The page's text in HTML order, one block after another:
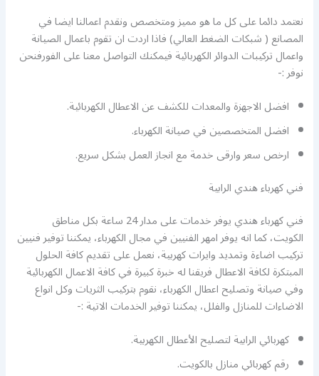
نعتمد دائما على كل ما هو مميز ومتخصص ونقدم اعمالنا ايضا في
المصانع ( شبكات الضغط العالي) فاذا اردت ان تقوم باعمال الصيانة
واعمال تركيبات الدوائر الكهربائية فيمكنك التواصل معنا على الفورفنحن
نوفر :-
افضل الاجهزة والمعدات للكشف عن الاعطال الكهربائية.
افضل المتخصصين في صيانة الكهرباء.
ارخص سعر وارقى خدمة مع انجاز العمل بشكل سريع.
فني كهرباء هندي الرابية
فني كهرباء هندي يوفر خدمات على مدار 24 ساعة بكل مناطق
الكويت، كما انه يوفر امهر الفنيين في مجال الكهرباء، يمكننا توفير فنيين
تركيب اضاءة وتمديد وايرات كهربية، نعمل على تقديم كافة الحلول
المبتكرة لكافة الاعطال فريقنا له خبرة كبيرة في كافة الاعمال الكهربائية
وفي صيانة وتصليح اعطال الكهرباء، نقوم بتركيب الثريات وكل انواع
الاضاءات للمنازل والفلل، يمكننا توفير الخدمات الاتية :-
كهربائي الرابية لتصليح الأعطال الكهربية.
رقم كهربائي منازل بالكويت.